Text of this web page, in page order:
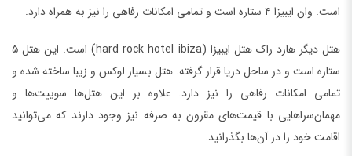
است. وان ایبیزا ۴ ستاره است و تمامی امکانات رفاهی را نیز به همراه دارد.
هتل دیگر هارد راک هتل ایبیزا (hard rock hotel ibiza) است‌. این هتل ۵
ستاره است و در ساحل دریا قرار گرفته. هتل بسیار لوکس و زیبا ساخته شده و
تمامی امکانات رفاهی را نیز دارد. علاوه بر این هتل‌ها سوییت‌ها و
مهمان‌سراهایی با قیمت‌های مقرون به صرفه نیز وجود دارند که می‌توانید
اقامت خود را در آن‌ها بگذرانید.